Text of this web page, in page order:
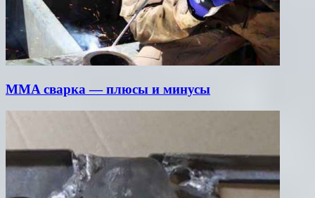
MMA сварка — плюсы и минусы